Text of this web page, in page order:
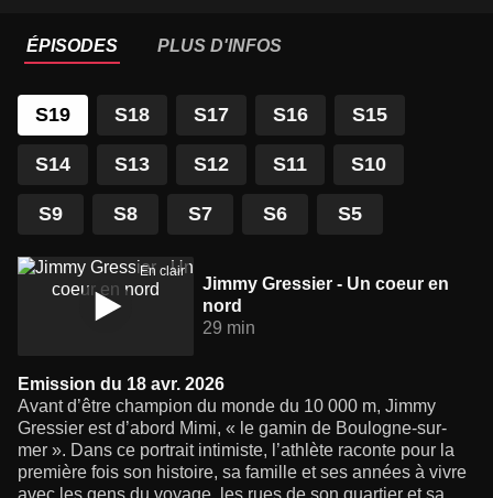
ÉPISODES PLUS D'INFOS
S19 S18 S17 S16 S15
S14 S13 S12 S11 S10
S9 S8 S7 S6 S5
En clair
Jimmy Gressier - Un coeur en
nord
29 min
Emission du 18 avr. 2026
Avant d’être champion du monde du 10 000 m, Jimmy
Gressier est d’abord Mimi, « le gamin de Boulogne-sur-
mer ». Dans ce portrait intimiste, l’athlète raconte pour la
première fois son histoire, sa famille et ses années à vivre